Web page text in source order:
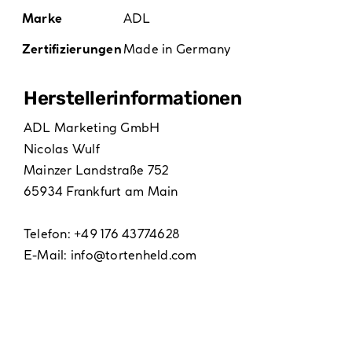
Marke
ADL
Zertifizierungen Made in Germany
Hersteller­informationen
ADL Marketing GmbH
Nicolas Wulf
Mainzer Landstraße 752
65934 Frankfurt am Main
Telefon: +49 176 43774628
E-Mail: info@tortenheld.com